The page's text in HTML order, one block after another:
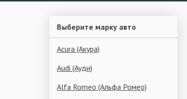
Выберите марку авто
Acura (Акура)
Audi (Ауди)
Alfa Romeo (Альфа Ромео)